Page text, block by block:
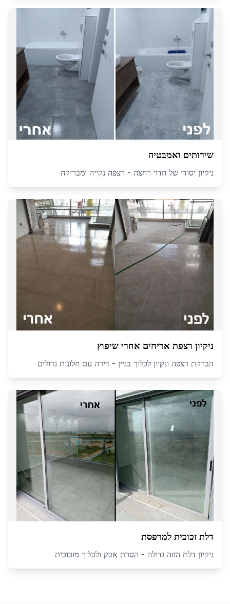
שירותים ואמבטיה
ניקיון יסודי של חדר רחצה - רצפה נקייה ומבריקה
ניקיון רצפת אריחים אחרי שיפוץ
הברקת רצפה ונקיון לכלוך בניין - דירה עם חלונות גדולים
דלת זכוכית למרפסת
ניקיון דלת הזזה גדולה - הסרת אבק ולכלוך מזכוכית